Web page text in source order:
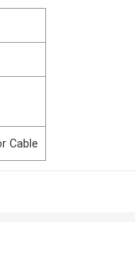
Cable